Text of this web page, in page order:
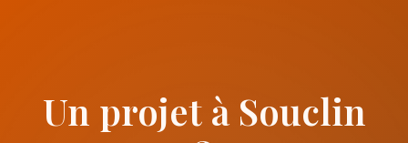
Un projet à Souclin